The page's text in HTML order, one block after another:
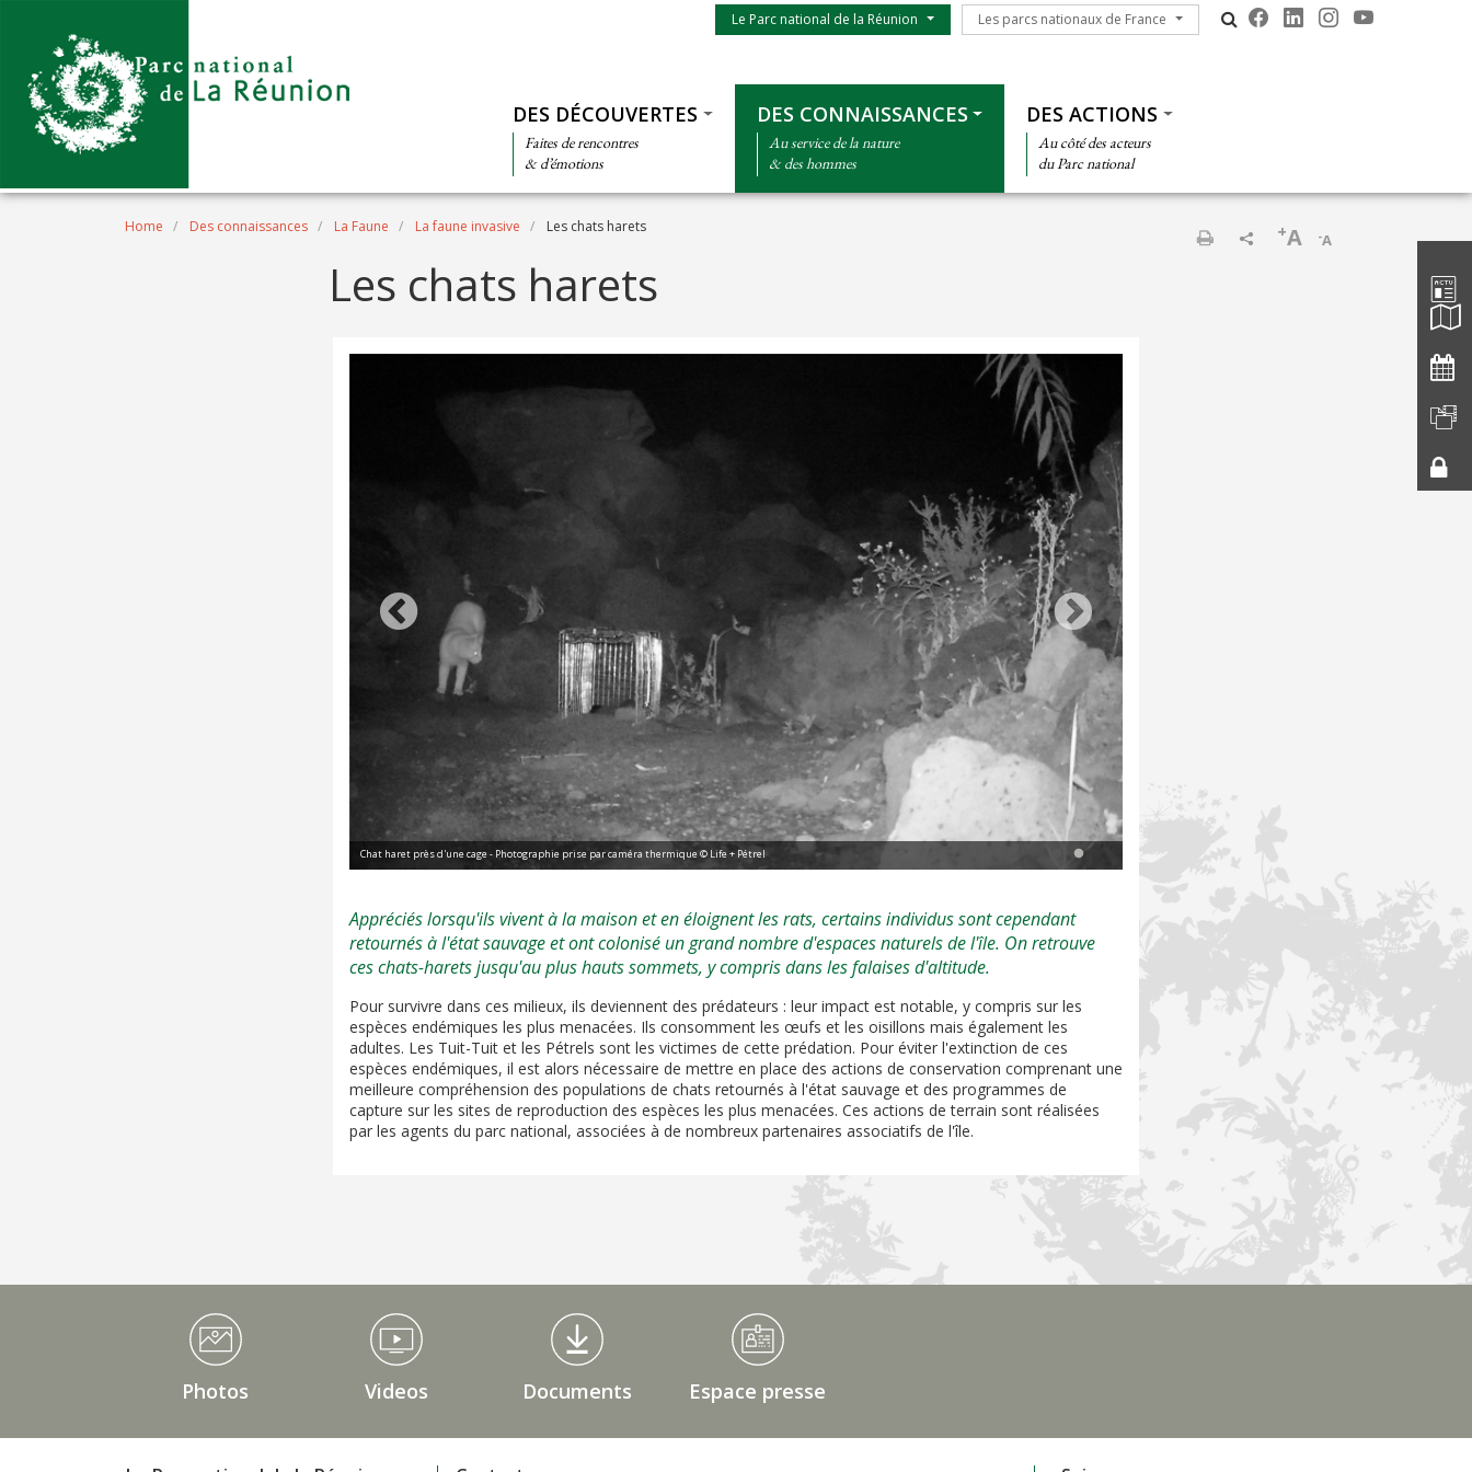
Menu du parc
Le Parc national de la Réunion Les parcs nationaux de France
Les parcs nationaux de France
DES DÉCOUVERTES
Faites de rencontres
& d’émotions
DES CONNAISSANCES
Au service de la nature
& des hommes
DES ACTIONS
Au côté des acteurs
du Parc national
Breadcrumb
Home Des connaissances La Faune La faune invasive Les chats harets
-A
+A
Les chats harets
Chat haret près d'une cage - Photographie prise par caméra thermique © Life + Pétrel
Appréciés lorsqu'ils vivent à la maison et en éloignent les rats, certains individus sont cependant
retournés à l'état sauvage et ont colonisé un grand nombre d'espaces naturels de l'île. On retrouve
ces chats-harets jusqu'au plus hauts sommets, y compris dans les falaises d'altitude.
Pour survivre dans ces milieux, ils deviennent des prédateurs : leur impact est notable, y compris sur les
espèces endémiques les plus menacées. Ils consomment les œufs et les oisillons mais également les
adultes. Les Tuit-Tuit et les Pétrels sont les victimes de cette prédation. Pour éviter l'extinction de ces
espèces endémiques, il est alors nécessaire de mettre en place des actions de conservation comprenant une
meilleure compréhension des populations de chats retournés à l'état sauvage et des programmes de
capture sur les sites de reproduction des espèces les plus menacées. Ces actions de terrain sont réalisées
par les agents du parc national, associées à de nombreux partenaires associatifs de l'île.
Médiathèque Footer
Photos Videos Documents Espace presse